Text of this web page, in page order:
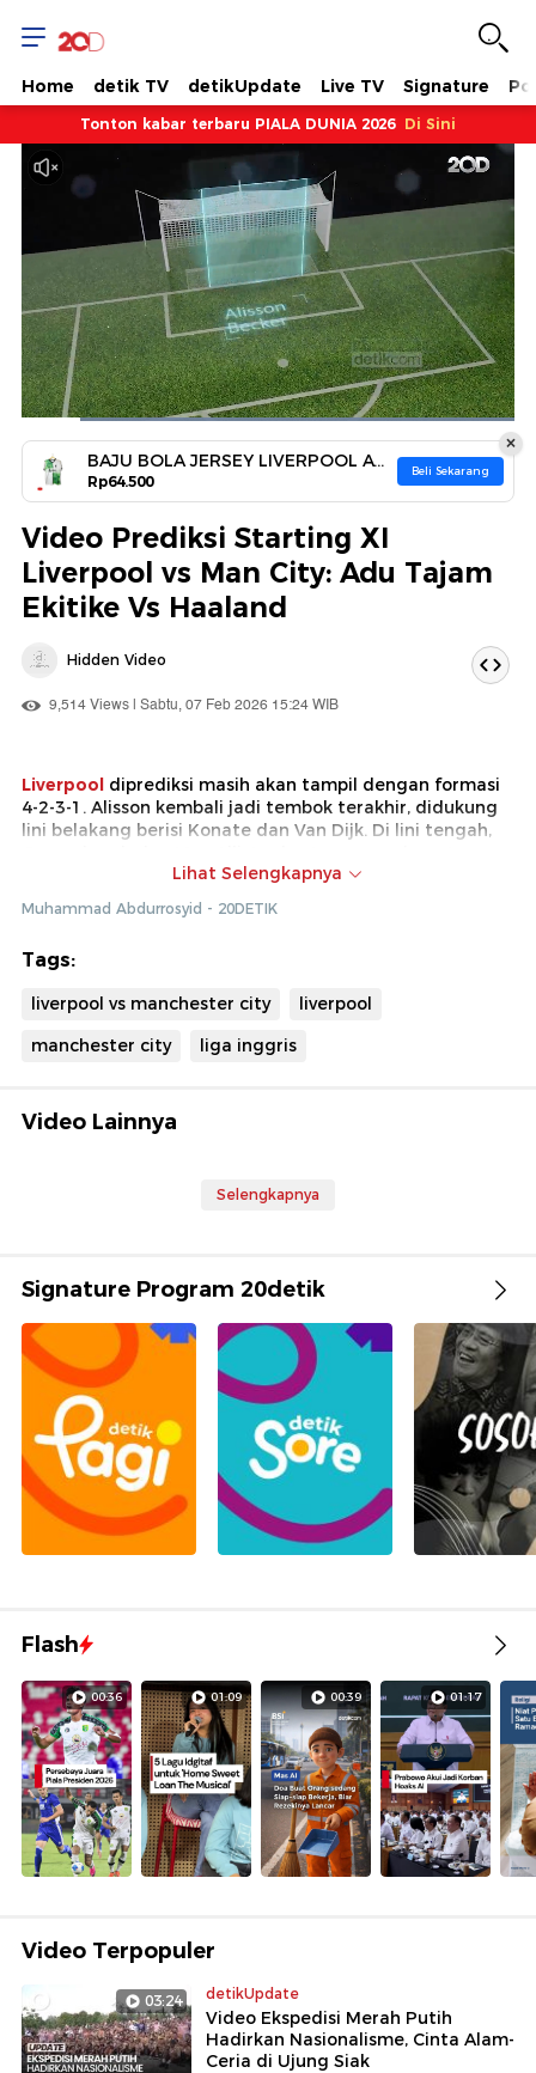
Home detik TV detikUpdate Live TV Signature
Tonton kabar terbaru PIALA DUNIA 2026 Di Sini
Hidup
Waktu
0:07 / Durasi
0:57
Dimuat:
×
BAJU BOLA JERSEY LIVERPOOL AWAY 2023-2024 / BAJU BOLA / JERSEY BOLA
Rp64.500
Beli Sekarang
Video Prediksi Starting XI
Liverpool vs Man City: Adu Tajam
Ekitike Vs Haaland
Hidden Video
9,514 Views | Sabtu, 07 Feb 2026 15:24 WIB
Liverpool diprediksi masih akan tampil dengan formasi
4-2-3-1. Alisson kembali jadi tembok terakhir, didukung
lini belakang berisi Konate dan Van Dijk. Di lini tengah,
sementara trio Salah, Wirtz, dan Gakpo jadi kreator
serangan di belakang Hugo Ekitike.
Donnarumma dipercaya di bawah mistar, dengan Rodri
mengandalkan kombinasi Cherki, Bernardo Silva,
Lihat Selengkapnya
Muhammad Abdurrosyid - 20DETIK
Tags:
liverpool vs manchester city
liverpool
manchester city
liga inggris
Video Lainnya
Selengkapnya
Signature Program 20detik
Flash
00:36 01:09 00:39 01:17
Video Terpopuler
03:24 detikUpdate
Video Ekspedisi Merah Putih
Hadirkan Nasionalisme, Cinta Alam-
Ceria di Ujung Siak